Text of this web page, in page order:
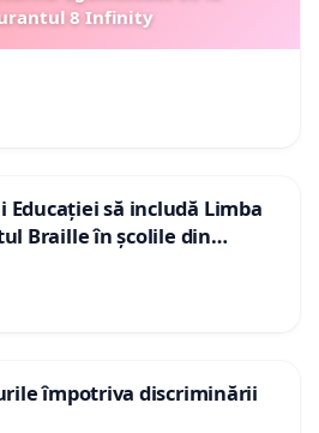
8 Infinity
să includă Limba
Braille în școlile din
împotriva discriminării